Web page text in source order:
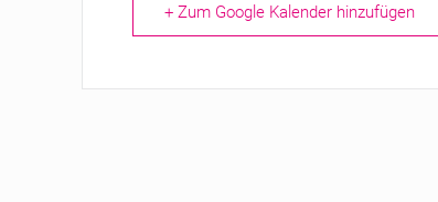
+ Zum Google Kalender hinzufügen